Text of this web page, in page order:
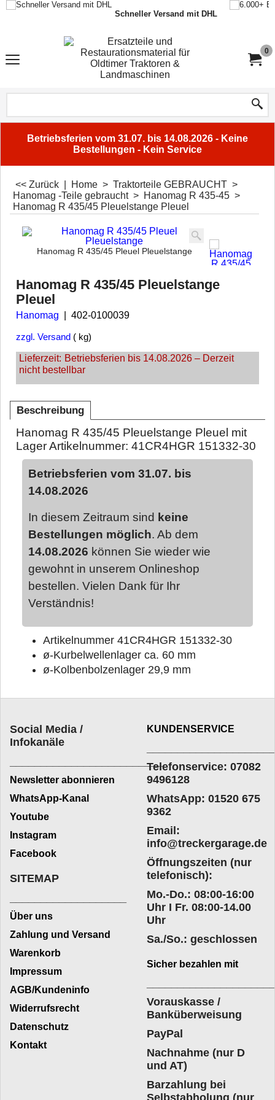
Schneller Versand mit DHL
0
Betriebsferien vom 31.07. bis 14.08.2026 - Keine
Bestellungen - Kein Service
<< Zurück Home > Traktorteile GEBRAUCHT >
Hanomag -Teile gebraucht> Hanomag R 435-45 >
Hanomag R 435/45 Pleuelstange Pleuel
Hanomag R 435/45 Pleuel Pleuelstange
Hanomag R 435/45 Pleuelstange
Pleuel
Hanomag 402-0100039
zzgl. Versand kg
Lieferzeit: Betriebsferien bis 14.08.2026 – Derzeit
nicht bestellbar
Beschreibung
Hanomag R 435/45 Pleuelstange Pleuel mit
Lager Artikelnummer: 41CR4HGR 151332-30
Betriebsferien vom 31.07. bis
14.08.2026
In diesem Zeitraum sind keine
Bestellungen möglich. Ab dem
14.08.2026 können Sie wieder wie
gewohnt in unserem Onlineshop
bestellen. Vielen Dank für Ihr
Verständnis!
Artikelnummer 41CR4HGR 151332-30
ø-Kurbelwellenlager ca. 60 mm
ø-Kolbenbolzenlager 29,9 mm
Social Media /
Infokanäle
_________________________
Newsletter abonnieren
WhatsApp-Kanal
Youtube
Instagram
Facebook
KUNDENSERVICE
Telefonservice: 07082
9496128
WhatsApp: 01520 675
9362
Email:
info@treckergarage.de
Öffnungszeiten (nur
telefonisch):
Mo.-Do.: 08:00-16:00
Uhr I Fr. 08:00-14.00
Uhr
Sa./So.: geschlossen
SITEMAP
Über uns
Zahlung und Versand
Warenkorb
Impressum
AGB/Kundeninfo
Widerrufsrecht
Datenschutz
Kontakt
Sicher bezahlen mit
Vorauskasse /
Banküberweisung
PayPal
Nachnahme (nur D
und AT)
Barzahlung bei
Selbstabholung (nur